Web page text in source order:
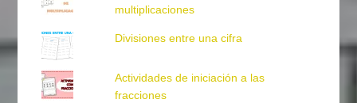
multiplicaciones
Divisiones entre una cifra
Actividades de iniciación a las
fracciones